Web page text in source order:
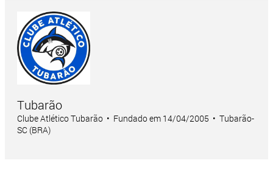
Tubarão
Clube Atlético Tubarão • Fundado em 14/04/2005 • Tubarão-
SC (BRA)